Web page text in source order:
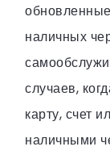
наличных
случаев,
карту, счет
наличными